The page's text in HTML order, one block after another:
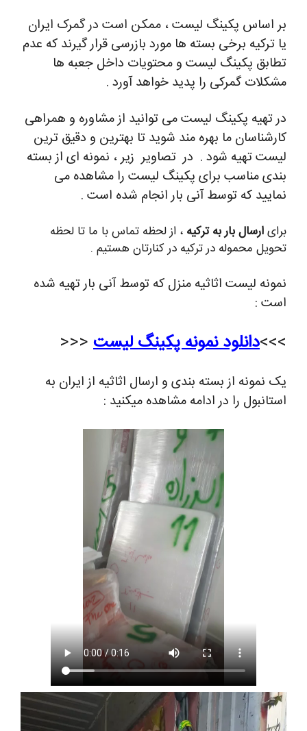
بر اساس پکینگ لیست ، ممکن است در گمرک ایران
یا ترکیه برخی بسته ها مورد بازرسی قرار گیرند که عدم
تطابق پکینگ لیست و محتویات داخل جعبه ها
مشکلات گمرکی را پدید خواهد آورد .
در تهیه پکینگ لیست می توانید از مشاوره و همراهی
کارشناسان ما بهره مند شوید تا بهترین و دقیق ترین
لیست تهیه شود . در تصاویر زیر ، نمونه ای از بسته
بندی مناسب برای پکینگ لیست را مشاهده می
نمایید که توسط آنی بار انجام شده است .
برایارسال بار به ترکیه ، از لحظه تماس با ما تا لحظه
تحویل محموله در ترکیه در کنارتان هستیم .
نمونه لیست اثاثیه منزل که توسط آنی بار تهیه شده
است :
>>>دانلود نمونه پکینگ لیست <<<
یک نمونه از بسته بندی و ارسال اثاثیه از ایران به
استانبول را در ادامه مشاهده میکنید :